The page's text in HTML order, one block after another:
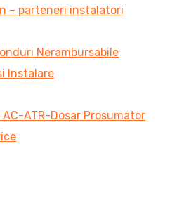
– parteneri instalatori
Nerambursabile
Instalare
ATR-Dosar Prosumator